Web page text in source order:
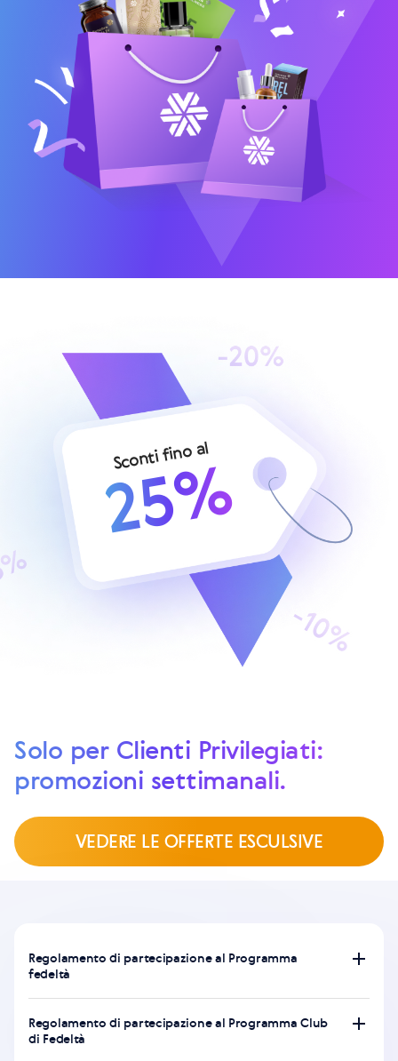
Sconti fino al
25%
Solo per Clienti Privilegiati:
promozioni settimanali.
VEDERE LE OFFERTE ESCULSIVE
Regolamento di partecipazione al Programma
fedeltà
Regolamento di partecipazione al Programma Club
di Fedeltà